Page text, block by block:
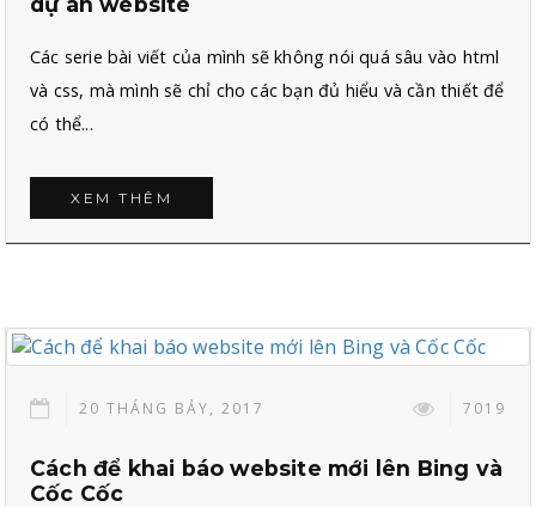
Các serie bài viết của mình sẽ không nói quá sâu vào html
và css, mà mình sẽ chỉ cho các bạn đủ hiểu và cần thiết để
có thể...
XEM THÊM
20 THÁNG BẢY, 2017 7019
Cách để khai báo website mới lên Bing và
Cốc Cốc